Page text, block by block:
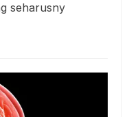
seharusny